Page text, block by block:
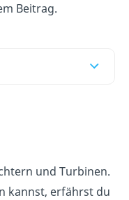
Beitrag.
und Turbinen.
kannst, erfährst du